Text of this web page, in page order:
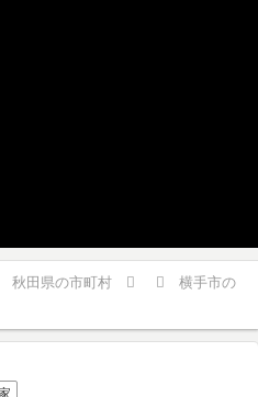
秋田県の市町村
横手市の